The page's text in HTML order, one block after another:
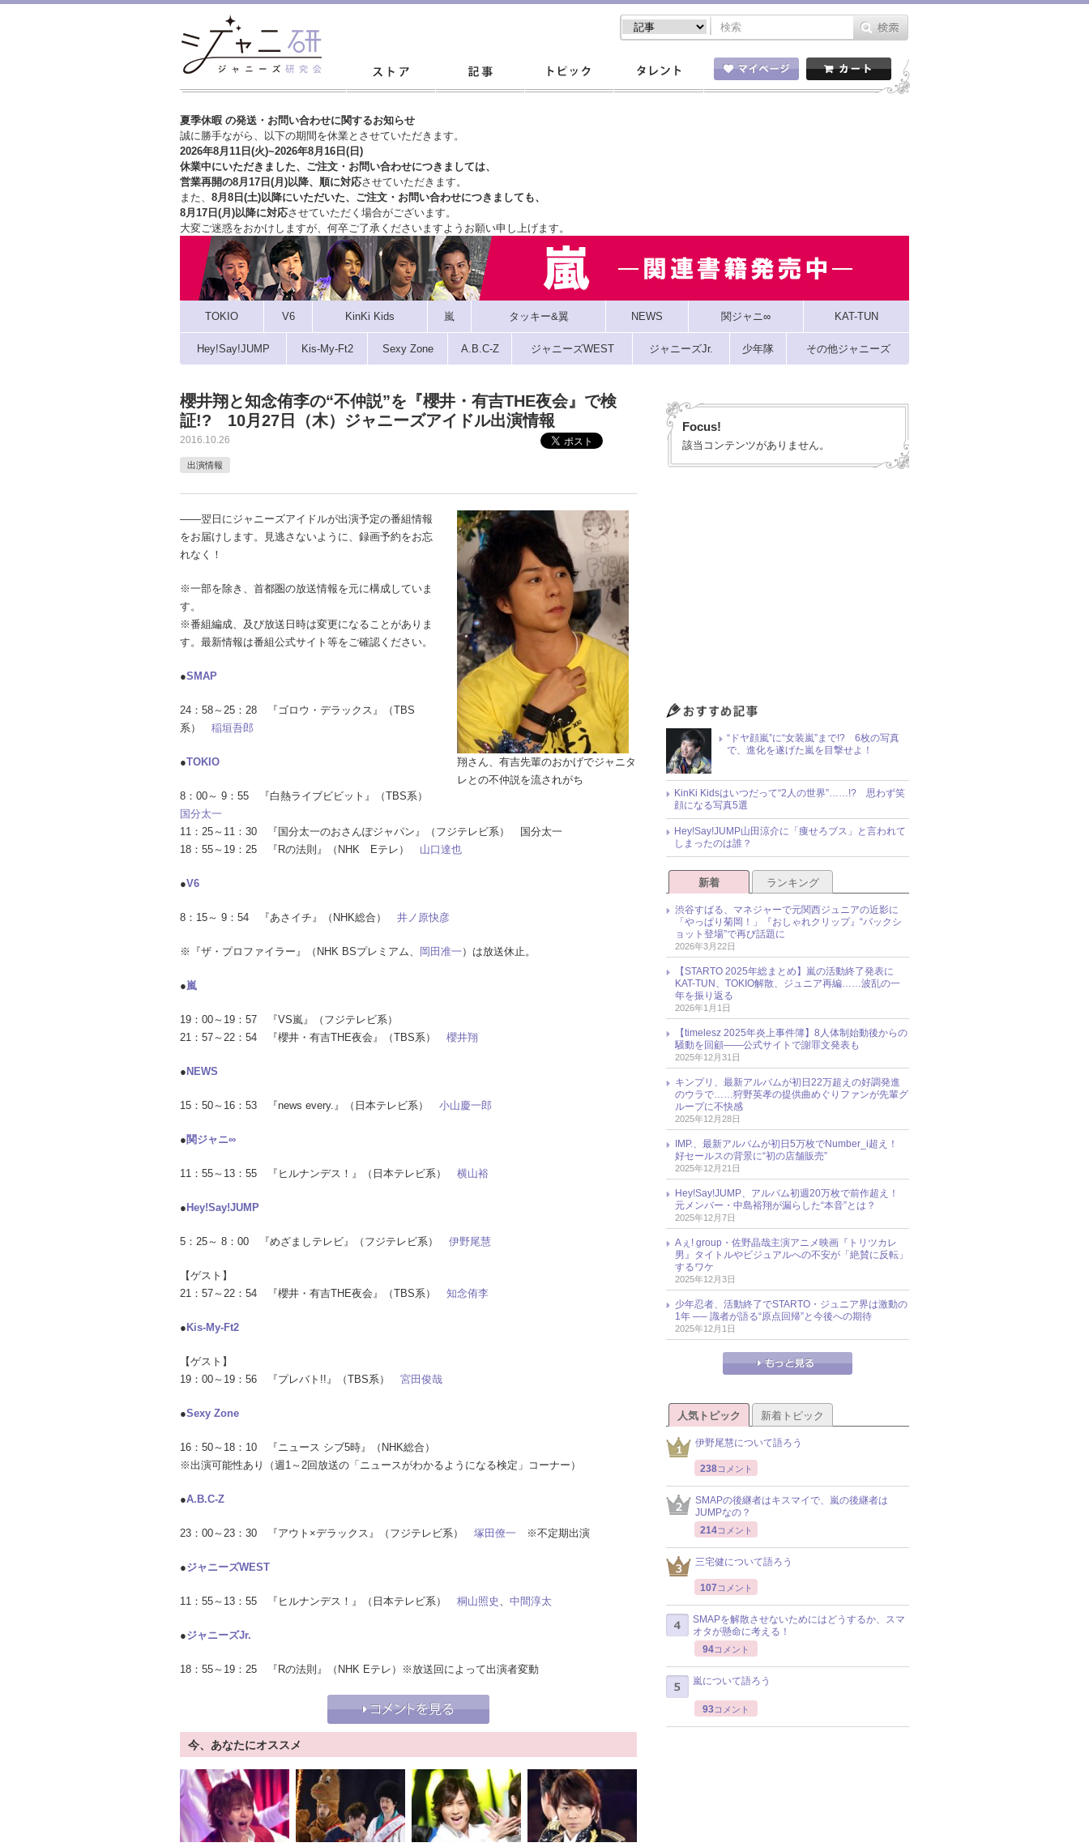
夏季休暇 の発送・お問い合わせに関するお知らせ
誠に勝手ながら、以下の期間を休業とさせていただきます。
2026年8月11日(火)~2026年8月16日(日)
休業中にいただきました、ご注文・お問い合わせにつきましては、
営業再開の8月17日(月)以降、順に対応させていただきます。
また、 8月8日(土)以降にいただいた、ご注文・ お問い合わせにつきましても、
8月17日(月)以降に対応させていただく場合がございます。
大変ご迷惑をおかけしますが、 何卒ご了承くださいますようお願い申し上げます。
TOKIO V6 KinKi Kids 嵐 タッキー&翼 NEWS 関ジャニ∞ KAT-TUN
Hey!Say!JUMP Kis-My-Ft2 Sexy Zone A.B.C-Z ジャニーズWEST ジャニーズJr. 少年隊 その他ジャニーズ
櫻井翔と知念侑李の“不仲説”を『櫻井・有吉THE夜会』で検
証!? 10月27日（木）ジャニーズアイドル出演情報
2016.10.26
出演情報
翔さん、有吉先輩のおかげでジャニタ
レとの不仲説を流されがち
――翌日にジャニーズアイドルが出演予定の番組情報
をお届けします。見逃さないように、録画予約をお忘
れなく！
※一部を除き、首都圏の放送情報を元に構成していま
す。
※番組編成、及び放送日時は変更になることがありま
す。最新情報は番組公式サイト等をご確認ください。
●SMAP
24：58～25：28 『ゴロウ・デラックス』（TBS
系） 稲垣吾郎
●TOKIO
8：00～ 9：55 『白熱ライブビビット』（TBS系）
国分太一
11：25～11：30 『国分太一のおさんぽジャパン』（フジテレビ系） 国分太一
18：55～19：25 『Rの法則』（NHK Eテレ） 山口達也
●V6
8：15～ 9：54 『あさイチ』（NHK総合） 井ノ原快彦
※『ザ・プロファイラー』（NHK BSプレミアム、 岡田准一 ）は放送休止。
●嵐
19：00～19：57 『VS嵐』（フジテレビ系）
21：57～22：54 『櫻井・有吉THE夜会』（TBS系） 櫻井翔
● NEWS
15：50～16：53 『news every.』（日本テレビ系） 小山慶一郎
● 関ジャニ∞
11：55～13：55 『ヒルナンデス！』（日本テレビ系） 横山裕
● Hey!Say!JUMP
5：25～ 8：00 『めざましテレビ』（フジテレビ系） 伊野尾慧
【ゲスト】
21：57～22：54 『櫻井・有吉THE夜会』（TBS系） 知念侑李
● Kis-My-Ft2
【ゲスト】
19：00～19：56 『プレバト!!』（TBS系） 宮田俊哉
●Sexy Zone
16：50～18：10 『ニュース シブ5時』（NHK総合）
※出演可能性あり（週1～2回放送の「ニュースがわかるようになる検定」コーナー）
●A.B.C-Z
23：00～23：30 『アウト×デラックス』（フジテレビ系） 塚田僚一 ※不定期出演
●ジャニーズWEST
11：55～13：55 『ヒルナンデス！』（日本テレビ系） 桐山照史 、 中間淳太
●ジャニーズJr.
18：55～19：25 『Rの法則』（NHK Eテレ）※放送回によって出演者変動
今、あなたにオススメ
Focus!
該当コンテンツがありません。
“ドヤ顔嵐”に“女装嵐”まで!? 6枚の写真
で、進化を遂げた嵐を目撃せよ！
KinKi Kidsはいつだって“2人の世界”……!? 思わず笑
顔になる写真5選
Hey!Say!JUMP山田涼介に「痩せろブス」と言われて
しまったのは誰？
新着 ランキング
渋谷すばる、マネジャーで元関西ジュニアの近影に
「やっぱり菊岡！」『おしゃれクリップ』“バックシ
ョット登場”で再び話題に
2026年3月22日
【STARTO 2025年総まとめ】嵐の活動終了発表に
KAT-TUN、TOKIO解散、ジュニア再編……波乱の一
年を振り返る
2026年1月1日
【timelesz 2025年炎上事件簿】8人体制始動後からの
騒動を回顧――公式サイトで謝罪文発表も
2025年12月31日
キンプリ、最新アルバムが初日22万超えの好調発進
のウラで……狩野英孝の提供曲めぐりファンが先輩グ
ループに不快感
2025年12月28日
IMP.、最新アルバムが初日5万枚でNumber_i超え！
好セールスの背景に“初の店舗販売”
2025年12月21日
Hey!Say!JUMP、アルバム初週20万枚で前作超え！
元メンバー・中島裕翔が漏らした“本音”とは？
2025年12月7日
Aぇ! group・佐野晶哉主演アニメ映画『トリツカレ
男』タイトルやビジュアルへの不安が「絶賛に反転」
するワケ
2025年12月3日
少年忍者、活動終了でSTARTO・ジュニア界は激動の
1年 ── 識者が語る“原点回帰”と今後への期待
2025年12月1日
人気トピック 新着トピック
伊野尾慧について語ろう
238コメント
SMAPの後継者はキスマイで、嵐の後継者は
JUMPなの？
214コメント
三宅健について語ろう
107 コメント
SMAPを解散させないためにはどうするか、スマ
オタが懸命に考える！
94コメント
嵐について語ろう
93コメント